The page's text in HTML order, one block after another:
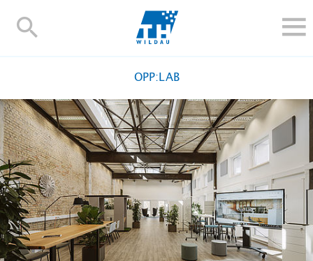
TH-
FORSCHUNG UND TRANSFER
ALUMNI
HOCHSCHULE
INTERNATIONAL
BESCHÄFTIGTE
Blogs Kontakt und Anfahrt Webmail Moodle
TH Online-Portal Personensuche English
OPP:LAB